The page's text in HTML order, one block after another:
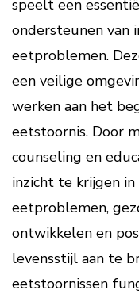
speelt een
ondersteunen van
eetproblemen.
een veilige
werken aan het
eetstoornis. Door
counseling en
inzicht te krijgen in
eetproblemen,
ontwikkelen en
levensstijl aan te
eetstoornissen